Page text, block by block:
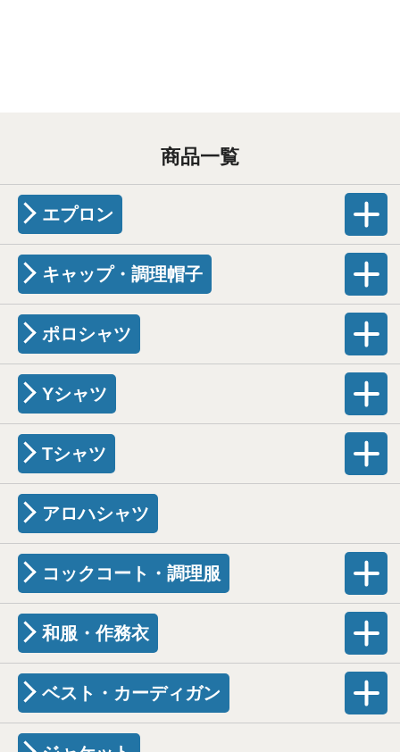
商品一覧
エプロン
キャップ・調理帽子
ポロシャツ
Yシャツ
Tシャツ
アロハシャツ
コックコート・調理服
和服・作務衣
ベスト・カーディガン